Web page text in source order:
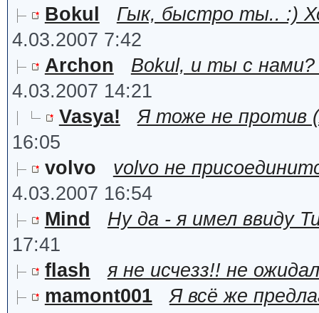
Bokul
Гык, быстро ты.. :)
4.03.2007 7:42
Archon
Bokul, и ты с
4.03.2007 14:21
Vasya!
Я тоже не против
16:05
volvo
volvo не
4.03.2007 16:54
Mind
Ну да - я имел ввиду
17:41
flash
я не исчезз!! не
mamont001
Я всё же